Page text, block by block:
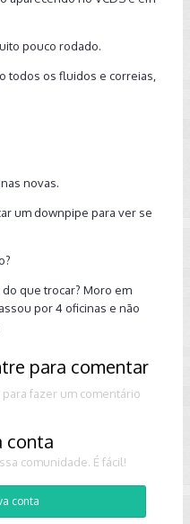
pouco rodado.
todos os fluidos e correias,
novas.
um downpipe para ver se
que trocar? Moro em
por 4 oficinas e não
para comentar
fazer um comentário
conta
comunidade. É fácil!
conta